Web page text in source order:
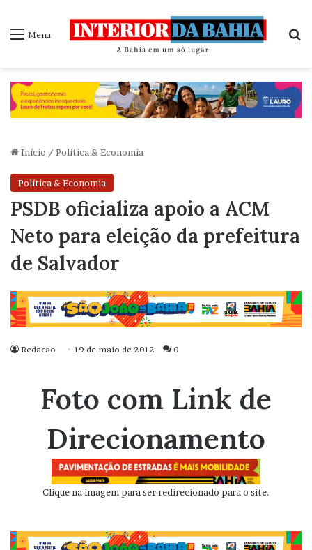
Menu
Início / Política & Economia
Política & Economia
PSDB oficializa apoio a ACM
Neto para eleição da prefeitura
de Salvador
Redacao 19 de maio de 2012 0
Foto com Link de
Direcionamento
Clique na imagem para ser redirecionado para o site.